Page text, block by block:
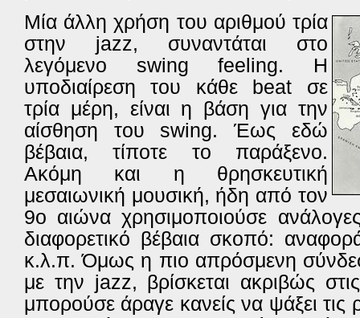
Μία άλλη χρήση του αριθμού τρία
στην jazz, συναντάται στο
λεγόμενο swing feeling. Η
υποδιαίρεση του κάθε beat σε
τρία μέρη, είναι η βάση για την
αίσθηση του swing.Έως εδώ
βέβαια, τίποτε το παράξενο.
Ακόμη και η θρησκευτική
μεσαιωνική μουσική, ήδη από τον
9ο αιώνα χρησιμοποιούσε ανάλογες
διαφορετικό βέβαια σκοπό:
κ.λ.π. Όμως η πιο απρόσμενη
με την jazz, βρίσκεται ακριβώς
μπορούσε άραγε κανείς να ψάξει τις